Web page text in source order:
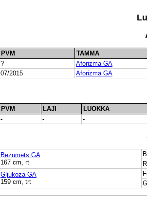
PVM
TAMMA
?
Aforizma GA
07/2015
Aforizma GA
PVM LAJI
LUOKKA
-
- -
Bezumets GA
167 cm, rt
Gljukoza GA
159 cm, trt